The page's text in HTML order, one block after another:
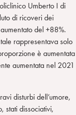
Umberto I di
di ricoveri dei
del +88%.
rappresentava solo
è aumentata
aumentata nel 2021
disturbi dell’umore,
stati dissociativi,